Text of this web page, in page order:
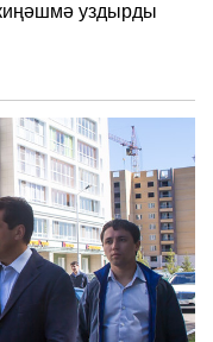
уздырды